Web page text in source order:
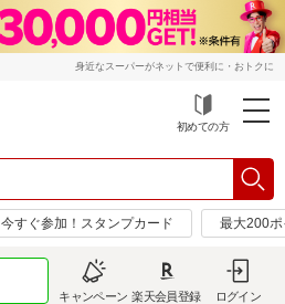
身近なスーパーがネットで便利に・おトクに
初めての方
今すぐ参加！スタンプカード 最大200
キャンペーン 楽天会員登録 ログイン